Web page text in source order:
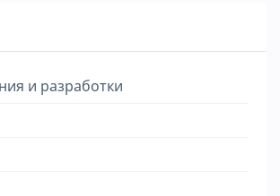
и разработки